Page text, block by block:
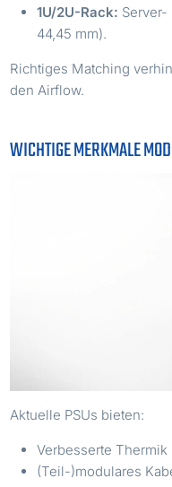
1U/2U-Rack:
44,45 mm).
Richtiges Matching
den Airflow.
WICHTIGE MERKMALE
Aktuelle PSUs bieten:
Verbesserte
(Teil-)modulares